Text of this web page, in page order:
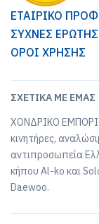
ΕΤΑΙΡΙΚΟ
ΣΥΧΝΕΣ
ΟΡΟΙ ΧΡΗΣΗΣ
ΣΧΕΤΙΚΆ ΜΕ ΕΜΆΣ
ΧΟΝΔΡΙΚΟ
κινητήρες,
αντιπροσωπεία
κήπου Al-ko και
Daewoo.